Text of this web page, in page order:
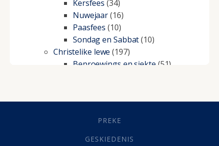
Kersfees (34)
Nuwejaar(16)
Paasfees (10)
Sondag en Sabbat(10)
Christelike lewe (197)
Beproewings en siekte (51)
Geestelike Groei(10)
(21)
Grys Areas(4)
PREKE
GESKIEDENIS